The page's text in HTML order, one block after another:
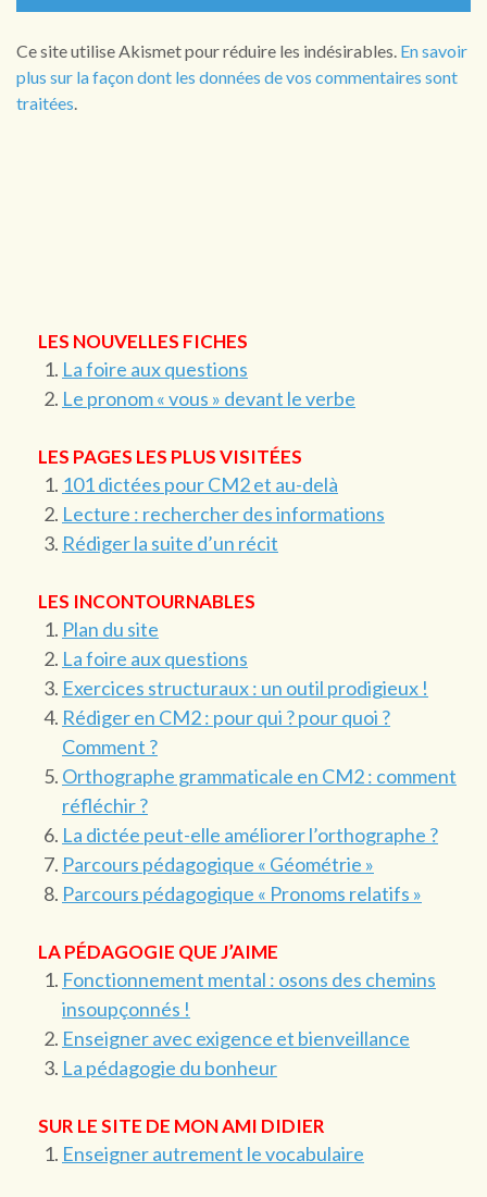
Ce site utilise Akismet pour réduire les indésirables. En savoir
plus sur la façon dont les données de vos commentaires sont
traitées.
LES NOUVELLES FICHES
La foire aux questions
Le pronom « vous » devant le verbe
LES PAGES LES PLUS VISITÉES
101 dictées pour CM2 et au-delà
Lecture : rechercher des informations
Rédiger la suite d’un récit
LES INCONTOURNABLES
Plan du site
La foire aux questions
Exercices structuraux : un outil prodigieux !
Rédiger en CM2 : pour qui ? pour quoi ?
Comment ?
Orthographe grammaticale en CM2 : comment
réfléchir ?
La dictée peut-elle améliorer l’orthographe ?
Parcours pédagogique « Géométrie »
Parcours pédagogique « Pronoms relatifs »
LA PÉDAGOGIE QUE J’AIME
Fonctionnement mental : osons des chemins
insoupçonnés !
Enseigner avec exigence et bienveillance
La pédagogie du bonheur
SUR LE SITE DE MON AMI DIDIER
Enseigner autrement le vocabulaire